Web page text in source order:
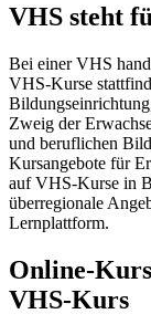
VHS steht
Bei einer VHS
VHS-Kurse
Zweig der
und beruflichen
Kursangebote für
auf VHS-Kurse in
überregionale
Lernplattform.
Online-
VHS-Kurs